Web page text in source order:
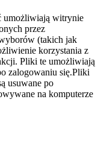
umożliwiają witrynie
przez
(takich jak
korzystania z
Pliki te umożliwiają
zalogowaniu się.Pliki
usuwane po
na komputerze